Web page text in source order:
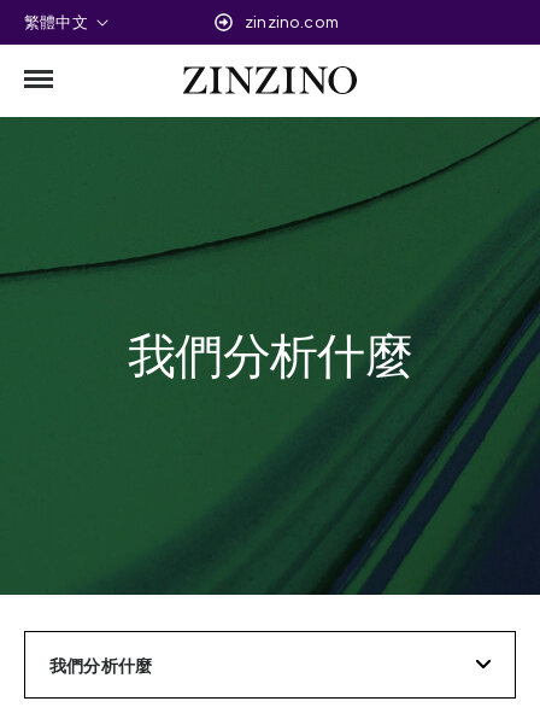
繁體中文 zinzino.com
我們分析什麼
我們分析什麼